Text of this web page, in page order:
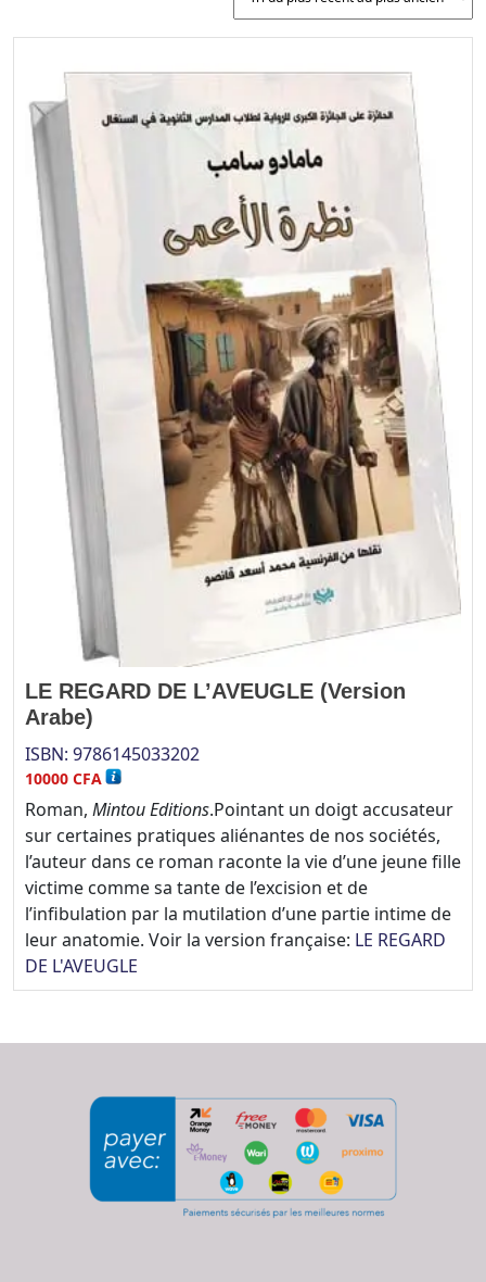
LE REGARD DE L’AVEUGLE (Version
Arabe)
ISBN: 9786145033202
10000 CFA
Roman, Mintou Editions.Pointant un doigt accusateur
sur certaines pratiques aliénantes de nos sociétés,
l’auteur dans ce roman raconte la vie d’une jeune fille
victime comme sa tante de l’excision et de
l’infibulation par la mutilation d’une partie intime de
leur anatomie. Voir la version française: LE REGARD
DE L'AVEUGLE